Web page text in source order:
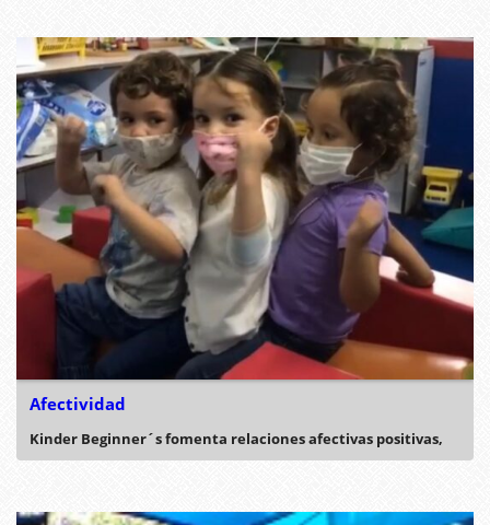
Afectividad
Kinder Beginner´s fomenta relaciones afectivas positivas,